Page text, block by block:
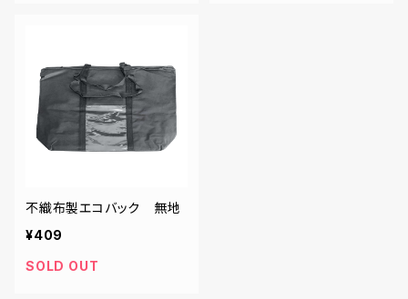
不織布製エコバック 無地
¥409
SOLD OUT